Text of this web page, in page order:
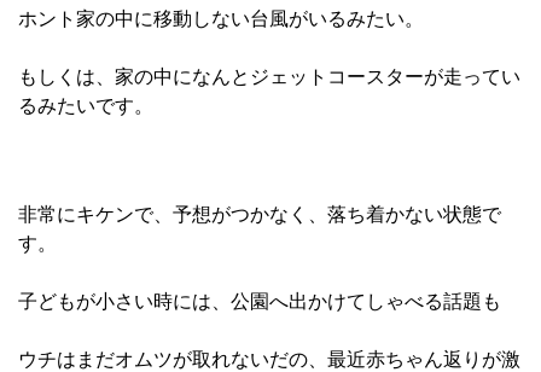
ホント家の中に移動しない台風がいるみたい。
もしくは、家の中になんとジェットコースターが走ってい
るみたいです。
非常にキケンで、予想がつかなく、落ち着かない状態で
す。
子どもが小さい時には、公園へ出かけてしゃべる話題も
ウチはまだオムツが取れないだの、最近赤ちゃん返りが激